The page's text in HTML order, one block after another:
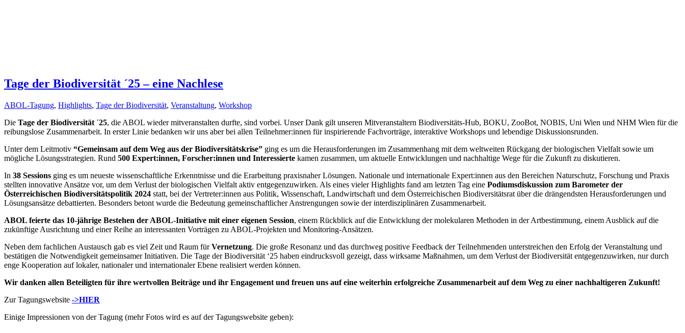
Tage der Biodiversität ´25 – eine Nachlese
ABOL-Tagung, Highlights, Tage der Biodiversität, Veranstaltung, Workshop
Die Tage der Biodiversität ´25, die ABOL wieder mitveranstalten durfte, sind vorbei. Unser Dank gilt unseren Mitveranstaltern Biodiversitäts-Hub, BOKU, ZooBot, NOBIS, Uni Wien und NHM Wien für die
reibungslose Zusammenarbeit. In erster Linie bedanken wir uns aber bei allen Teilnehmer:innen für inspirierende Fachvorträge, interaktive Workshops und lebendige Diskussionsrunden.
Unter dem Leitmotiv “Gemeinsam auf dem Weg aus der Biodiversitätskrise” ging es um die Herausforderungen im Zusammenhang mit dem weltweiten Rückgang der biologischen Vielfalt sowie um
mögliche Lösungsstrategien. Rund 500 Expert:innen, Forscher:innen und Interessierte kamen zusammen, um aktuelle Entwicklungen und nachhaltige Wege für die Zukunft zu diskutieren.
In 38 Sessions ging es um neueste wissenschaftliche Erkenntnisse und die Erarbeitung praxisnaher Lösungen. Nationale und internationale Expert:innen aus den Bereichen Naturschutz, Forschung und Praxis
stellten innovative Ansätze vor, um dem Verlust der biologischen Vielfalt aktiv entgegenzuwirken. Als eines vieler Highlights fand am letzten Tag eine Podiumsdiskussion zum Barometer der
Österreichischen Biodiversitätspolitik 2024 statt, bei der Vertreter:innen aus Politik, Wissenschaft, Landwirtschaft und dem Österreichischen Biodiversitätsrat über die drängendsten Herausforderungen und
Lösungsansätze debattierten. Besonders betont wurde die Bedeutung gemeinschaftlicher Anstrengungen sowie der interdisziplinären Zusammenarbeit.
ABOL feierte das 10-jährige Bestehen der ABOL-Initiative mit einer eigenen Session, einem Rückblick auf die Entwicklung der molekularen Methoden in der Artbestimmung, einem Ausblick auf die
zukünftige Ausrichtung und einer Reihe an interessanten Vorträgen zu ABOL-Projekten und Monitoring-Ansätzen.
Neben dem fachlichen Austausch gab es viel Zeit und Raum fürVernetzung. Die große Resonanz und das durchweg positive Feedback der Teilnehmenden unterstreichen den Erfolg der Veranstaltung und
bestätigen die Notwendigkeit gemeinsamer Initiativen. Die Tage der Biodiversität ‘25 haben eindrucksvoll gezeigt, dass wirksame Maßnahmen, um dem Verlust der Biodiversität entgegenzuwirken, nur durch
enge Kooperation auf lokaler, nationaler und internationaler Ebene realisiert werden können.
Wir danken allen Beteiligten für ihre wertvollen Beiträge und ihr Engagement und freuen uns auf eine weiterhin erfolgreiche Zusammenarbeit auf dem Weg zu einer nachhaltigeren Zukunft!
Zur Tagungswebsite ->HIER
Einige Impressionen von der Tagung (mehr Fotos wird es auf der Tagungswebsite geben):